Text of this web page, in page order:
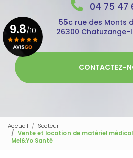
04 75 47
55c rue des Monts
26300
CONTACTEZ-
9.8/10
Voir le certificat
Accueil
Secteur
Vente et location de matériel
Mel&Yo Santé